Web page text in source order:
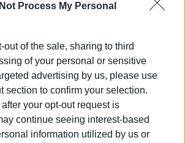
Process My Personal
out of the sale, sharing to third
of your personal or sensitive
advertising by us, please use
section to confirm your selection.
your opt-out request is
continue seeing interest-based
information utilized by us or
του Πρωθυπουργού στην
του Αιγαίου (από τη Σαμοθράκη
ως Δήμαρχος του Δήμου
και Διαποντίων Νήσων, νιώθω
ότι ακριτικά νησιά, εκτός
Αιγαίου, έχουμε και στο βόρειο